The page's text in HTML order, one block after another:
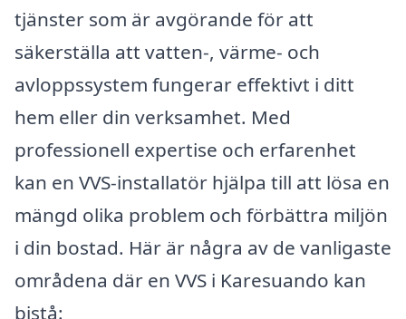
tjänster som är avgörande för att
säkerställa att vatten-, värme- och
avloppssystem fungerar effektivt i ditt
hem eller din verksamhet. Med
professionell expertise och erfarenhet
kan en VVS-installatör hjälpa till att lösa en
mängd olika problem och förbättra miljön
i din bostad. Här är några av de vanligaste
områdena där en VVS i Karesuando kan
bistå: